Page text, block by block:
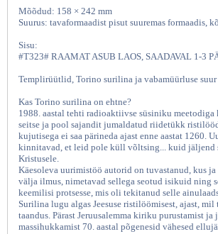
Mõõdud: 158 × 242 mm
Suurus: tavaformaadist pisut suuremas formaadis,
Sisu:
#T323# RAAMAT ASUB LAOS, SAADAVAL 1-3
Templirüütlid, Torino surilina ja vabamüürluse suur
Kas Torino surilina on ehtne?
1988. aastal tehti radioaktiivse süsiniku
seitse ja pool sajandit jumaldatud riidetükk
kujutisega ei saa pärineda ajast enne aastat 1260.
kinnitavad, et leid pole küll võltsing... kuid jäljend
Kristusele.
Käesoleva uurimistöö autorid on tuvastanud, kus
välja ilmus, nimetavad sellega seotud isikuid ning
keemilisi protsesse, mis oli tekitanud selle
Surilina lugu algas Jeesuse ristilöömisest, ajast, mil
taandus. Pärast Jeruusalemma kiriku purustamist ja
massihukkamist 70. aastal põgenesid vähesed